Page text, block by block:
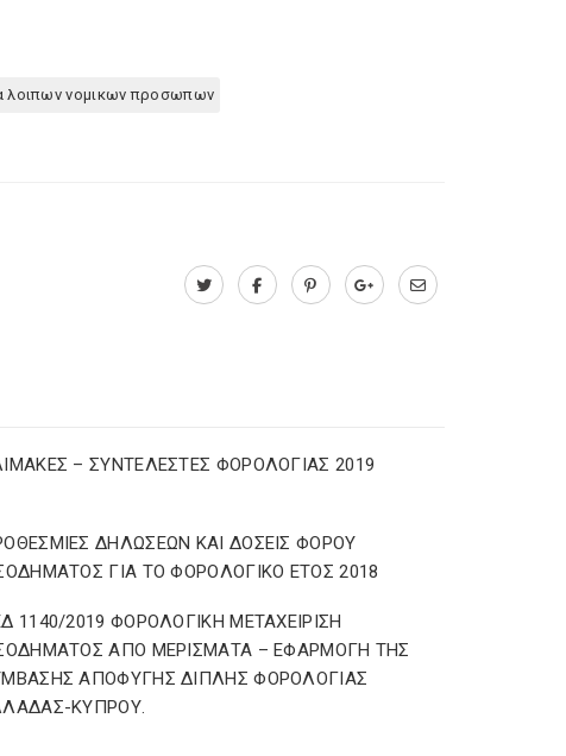
λοιπων νομικων προσωπων
– ΣΥΝΤΕΛΕΣΤΕΣ ΦΟΡΟΛΟΓΙΑΣ 2019
ΔΗΛΩΣΕΩΝ ΚΑΙ ΔΟΣΕΙΣ ΦΟΡΟΥ
ΓΙΑ ΤΟ ΦΟΡΟΛΟΓΙΚΟ ΕΤΟΣ 2018
1140/2019 ΦΟΡΟΛΟΓΙΚΗ ΜΕΤΑΧΕΙΡΙΣΗ
ΑΠΟ ΜΕΡΙΣΜΑΤΑ – ΕΦΑΡΜΟΓΗ ΤΗΣ
ΑΠΟΦΥΓΗΣ ΔΙΠΛΗΣ ΦΟΡΟΛΟΓΙΑΣ
ΚΥΠΡΟΥ.